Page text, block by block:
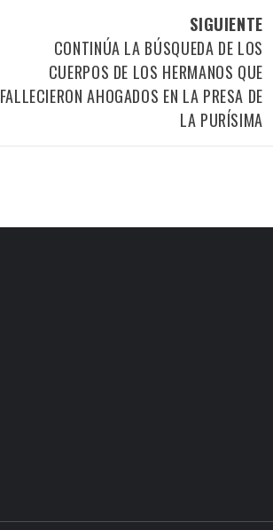
SIGUIENTE
CONTINÚA LA BÚSQUEDA DE LOS
CUERPOS DE LOS HERMANOS QUE
FALLECIERON AHOGADOS EN LA PRESA DE
LA PURÍSIMA